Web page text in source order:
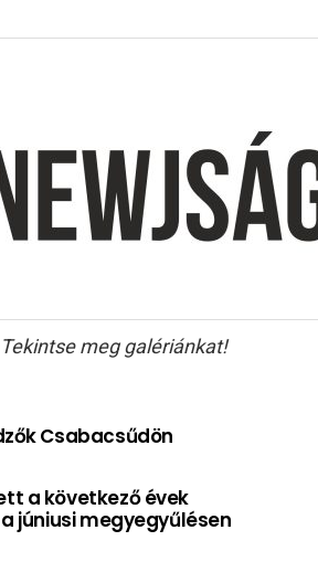
Tekintse meg galériánkat!
Csabacsűdön
a következő évek
júniusi megyegyűlésen